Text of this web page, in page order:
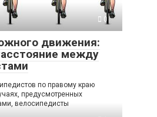
0
движения:
между
по правому краю
предусмотренных
велосипедисты